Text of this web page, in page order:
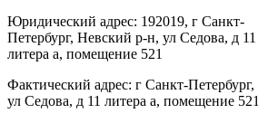
Юридический адрес: 192019, г Санкт-
Петербург, Невский р-н, ул Седова, д 11
литера а, помещение 521
Фактический адрес: г Санкт-Петербург,
ул Седова, д 11 литера а, помещение 521